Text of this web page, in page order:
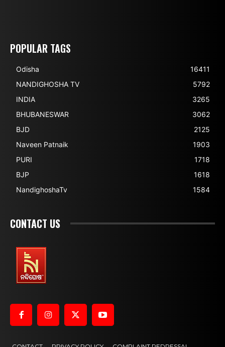
POPULAR TAGS
Odisha
16411
NANDIGHOSHA TV
5792
INDIA
3265
BHUBANESWAR
3062
BJD
2125
Naveen Patnaik
1903
PURI
1718
BJP
1618
NandighoshaTv
1584
CONTACT US